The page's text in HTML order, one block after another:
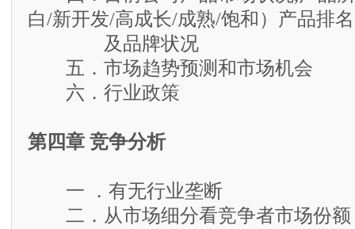
白/新开发/高成长/成熟/饱和）产品排名
及品牌状况
五．市场趋势预测和市场机会
六．行业政策
第四章 竞争分析
一 ．有无行业垄断
二．从市场细分看竞争者市场份额